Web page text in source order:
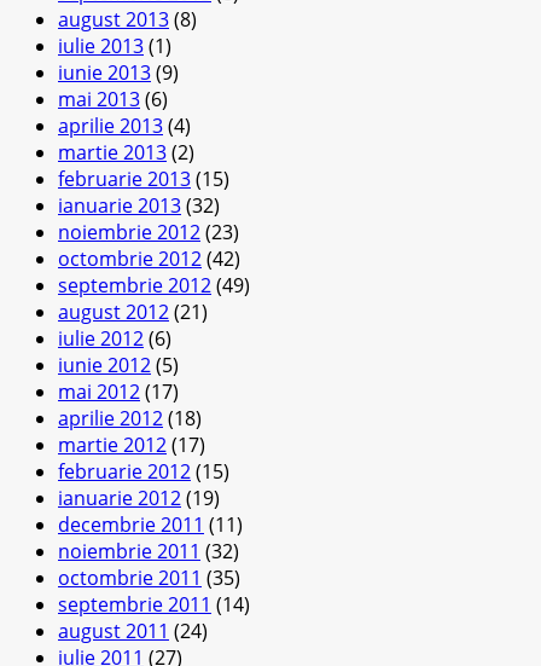
august 2013(8)
iulie 2013(1)
iunie 2013(9)
mai 2013(6)
aprilie 2013(4)
martie 2013(2)
februarie 2013(15)
ianuarie 2013(32)
noiembrie 2012(23)
octombrie 2012(42)
septembrie 2012(49)
august 2012(21)
iulie 2012(6)
iunie 2012(5)
mai 2012(17)
aprilie 2012(18)
martie 2012(17)
februarie 2012(15)
ianuarie 2012(19)
decembrie 2011 (11)
noiembrie 2011 (32)
octombrie 2011 (35)
septembrie 2011 (14)
august 2011 (24)
iulie 2011 (27)